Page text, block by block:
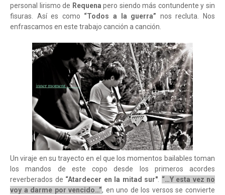
personal lirismo de Requena pero siendo más contundente y sin
fisuras. Así es como “Todos a la guerra” nos recluta. Nos
enfrascamos en este trabajo canción a canción.
Un viraje en su trayecto en el que los momentos bailables toman
los mandos de este copo desde los primeros acordes
reverberados de “Atardecer en la mitad sur". “…Y esta vez no
voy a darme por vencido…”, en uno de los versos se convierte